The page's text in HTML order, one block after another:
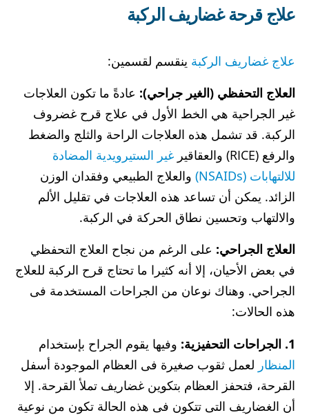
علاج قرحة غضاريف الركبة
علاج غضاريف الركبة ينقسم لقسمين:
العلاج التحفظي (الغير جراحي): عادةً ما تكون العلاجات
غير الجراحية هي الخط الأول في علاج قرح غضروف
الركبة. قد تشمل هذه العلاجات الراحة والثلج والضغط
والرفع (RICE) والعقاقير
غير الستيرويدية المضادة
للالتهابات (NSAIDs)
والعلاج الطبيعي وفقدان الوزن
الزائد. يمكن أن تساعد هذه العلاجات في تقليل الألم
والالتهاب وتحسين نطاق الحركة في الركبة.
العلاج الجراحي: على الرغم من نجاح العلاج التحفظي
في بعض الأحيان، إلا أنه كثيرا ما تحتاج قرح الركبة للعلاج
الجراحي. وهناك نوعان من الجراحات المستخدمة فى
هذه الحالات:
1. الجراحات التحفيزية:
وفيها يقوم الجراح بإستخدام
المنظار لعمل ثقوب صغيرة فى العظام الموجودة أسفل
القرحة، فتحفز العظام بتكوين غضاريف تملأ القرحة. إلا
أن الغضاريف التى تتكون فى هذه الحالة تكون من نوعية